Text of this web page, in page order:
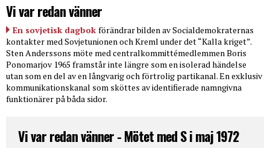
Vi var redan vänner
En sovjetisk dagbok förändrar bilden av Socialdemokraternas
kontakter med Sovjetunionen och Kreml under det “Kalla kriget”.
Sten Anderssons möte med centralkommittémedlemmen Boris
Ponomarjov 1965 framstår inte längre som en isolerad händelse
utan som en del av en långvarig och förtrolig partikanal. En exklusiv
kommunikationskanal som sköttes av identifierade namngivna
funktionärer på båda sidor.
Vi var redan vänner - Mötet med S i maj 1972